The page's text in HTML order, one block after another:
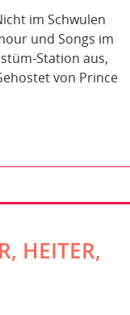
im Schwulen
und Songs im
Station aus,
von Prince
HEITER,